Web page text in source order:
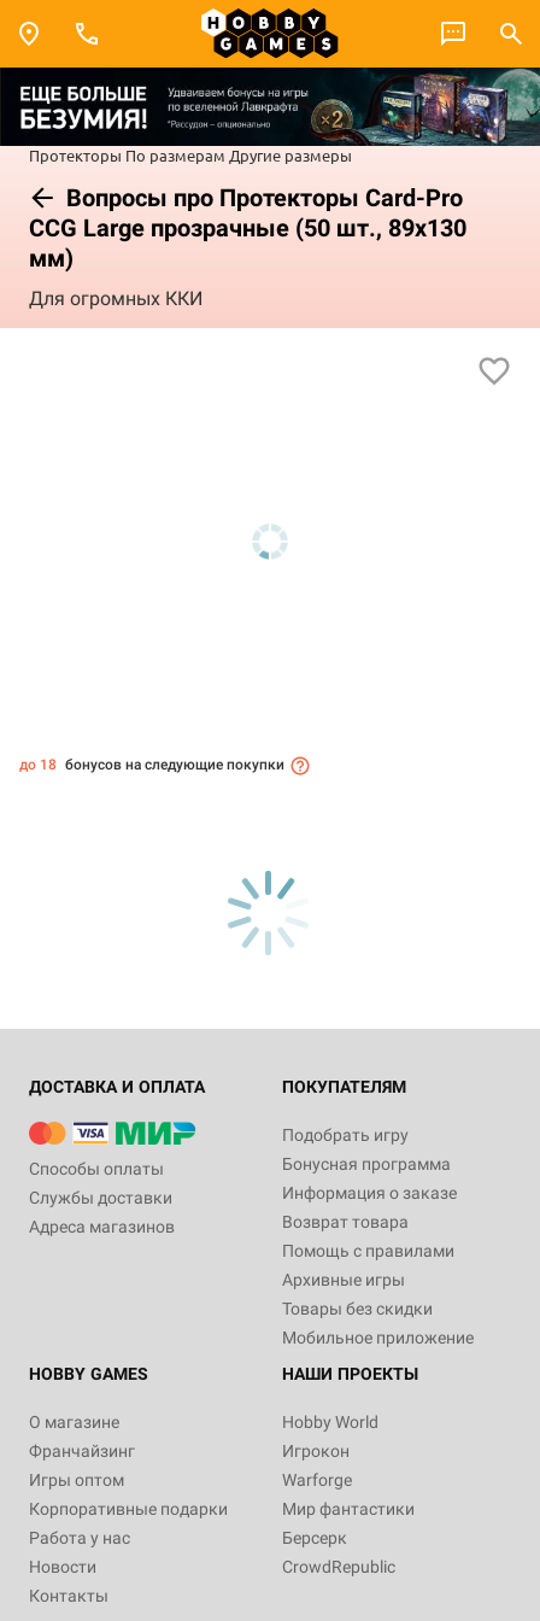
Протекторы По размерам Другие размеры
Вопросы про Протекторы Card-Pro
CCG Large прозрачные (50 шт., 89x130
мм)
Для огромных ККИ
до 18 бонусов на следующие покупки
ДОСТАВКА И ОПЛАТА
Способы оплаты
Службы доставки
Адреса магазинов
ПОКУПАТЕЛЯМ
Подобрать игру
Бонусная программа
Информация о заказе
Возврат товара
Помощь с правилами
Архивные игры
Товары без скидки
Мобильное приложение
HOBBY GAMES
О магазине
Франчайзинг
Игры оптом
Корпоративные подарки
Работа у нас
Новости
Контакты
НАШИ ПРОЕКТЫ
Hobby World
Игрокон
Warforge
Мир фантастики
Берсерк
CrowdRepublic